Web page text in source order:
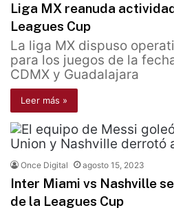
Liga MX reanuda
Leagues Cup
La liga MX dispuso
para los juegos de la
CDMX y Guadalajara
Leer más »
Once Digital agosto 15, 2023
Inter Miami vs Nashville
de la Leagues Cup